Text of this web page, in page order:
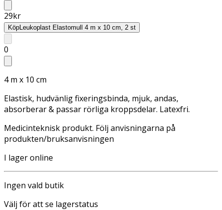
29kr
KöpLeukoplast Elastomull 4 m x 10 cm, 2 st
0
4 m x 10 cm
Elastisk, hudvänlig fixeringsbinda, mjuk, andas,
absorberar & passar rörliga kroppsdelar. Latexfri.
Medicinteknisk produkt. Följ anvisningarna på
produkten/bruksanvisningen
I lager online
Ingen vald butik
Välj för att se lagerstatus